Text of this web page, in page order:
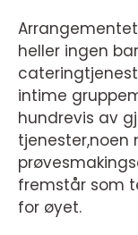
heller ingen
intime
hundrevis av
tjenester,noen
fremstår som
for øyet.